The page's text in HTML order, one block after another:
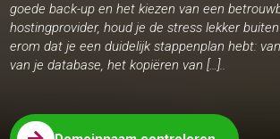
goede back-up en het kiezen van een
hostingprovider, houd je de stress lekker
erom dat je een duidelijk stappenplan hebt:
van je database, het kopiëren van […]..